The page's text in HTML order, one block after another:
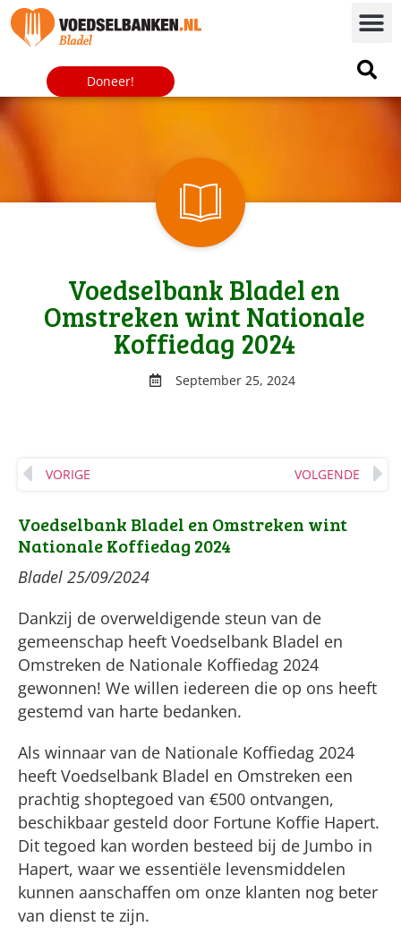
Doneer!
Voedselbank Bladel en
Omstreken wint Nationale
Koffiedag 2024
September 25, 2024
VORIGE VOLGENDE
Voedselbank Bladel en Omstreken wint
Nationale Koffiedag 2024
Bladel 25/09/2024
Dankzij de overweldigende steun van de
gemeenschap heeft Voedselbank Bladel en
Omstreken de Nationale Koffiedag 2024
gewonnen! We willen iedereen die op ons heeft
gestemd van harte bedanken.
Als winnaar van de Nationale Koffiedag 2024
heeft Voedselbank Bladel en Omstreken een
prachtig shoptegoed van €500 ontvangen,
beschikbaar gesteld door Fortune Koffie Hapert.
Dit tegoed kan worden besteed bij de Jumbo in
Hapert, waar we essentiële levensmiddelen
kunnen aanschaffen om onze klanten nog beter
van dienst te zijn.